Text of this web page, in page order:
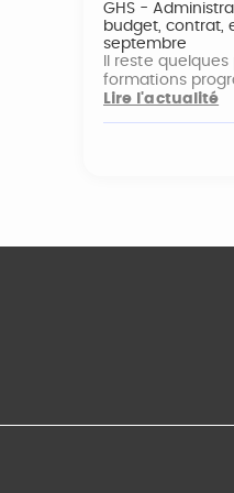
GHS -
budget, contrat,
septembre
Il reste
formations
Lire l'actualité